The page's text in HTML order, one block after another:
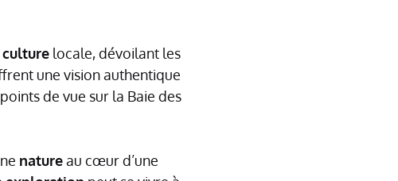
culture locale, dévoilant les
une vision authentique
de vue sur la Baie des
natureau cœur d’une